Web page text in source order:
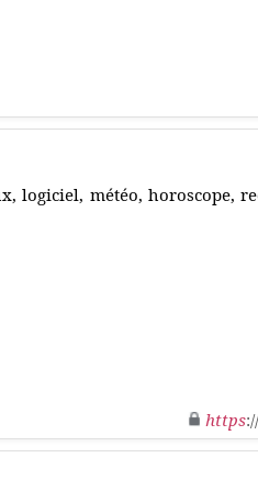
logiciel, météo, horoscope,
https